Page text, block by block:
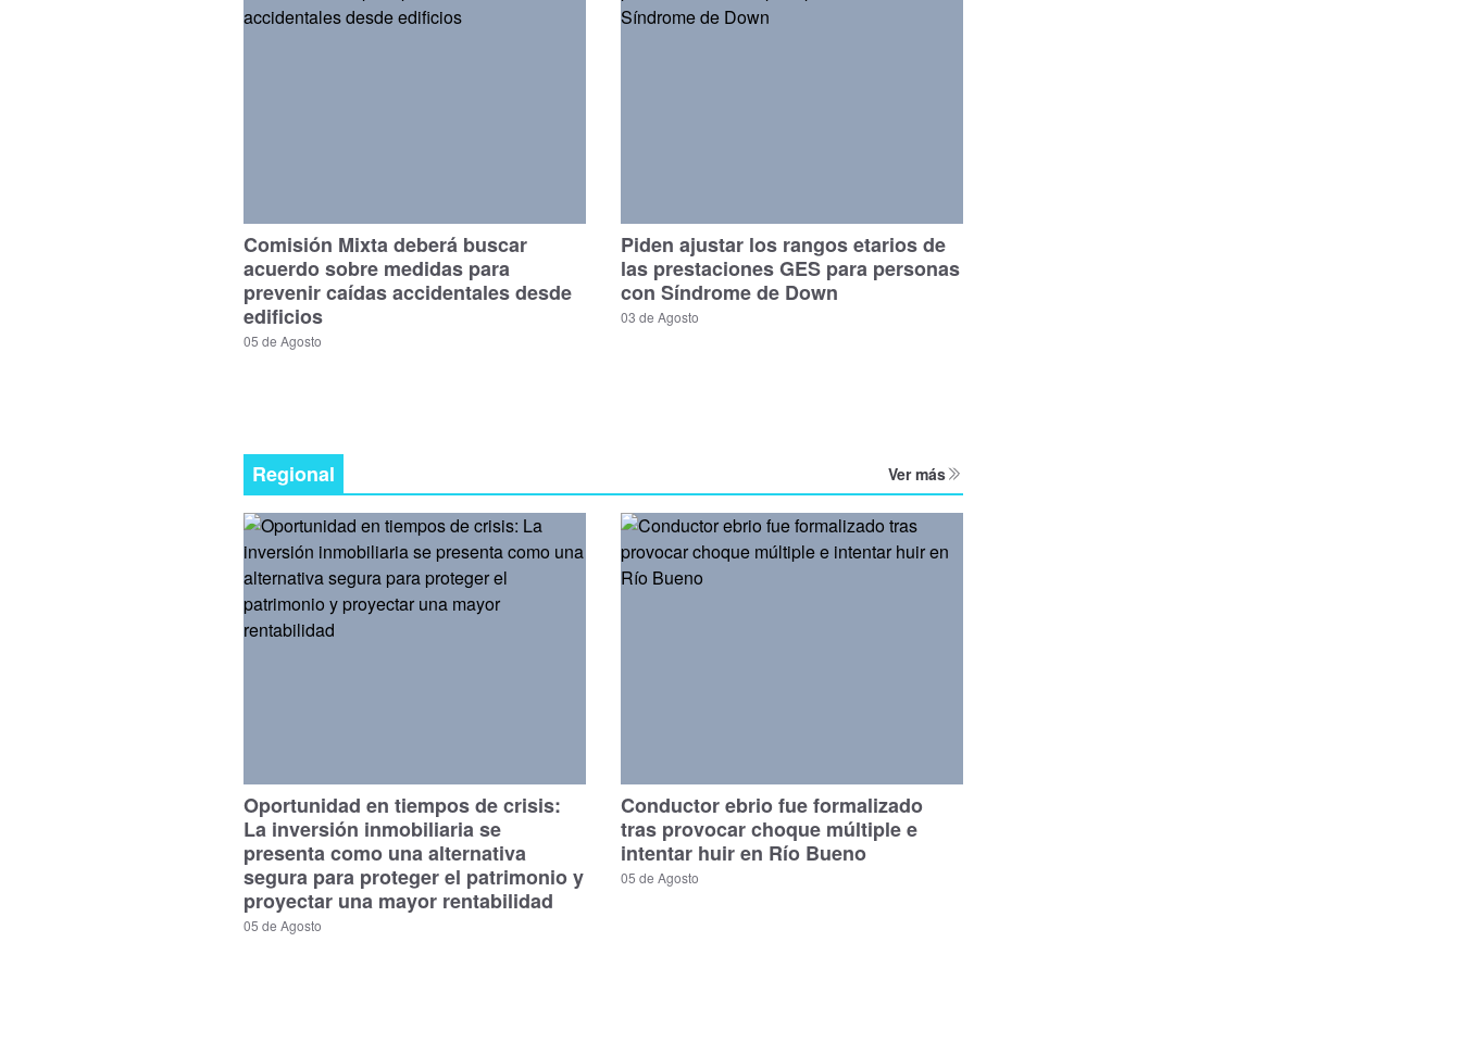
Comisión Mixta deberá buscar
acuerdo sobre medidas para
prevenir caídas accidentales desde
edificios
05 de Agosto
Piden ajustar los rangos etarios de
las prestaciones GES para personas
con Síndrome de Down
03 de Agosto
Regional Ver más
Oportunidad en tiempos de crisis:
La inversión inmobiliaria se
presenta como una alternativa
segura para proteger el patrimonio y
proyectar una mayor rentabilidad
05 de Agosto
Conductor ebrio fue formalizado
tras provocar choque múltiple e
intentar huir en Río Bueno
05 de Agosto